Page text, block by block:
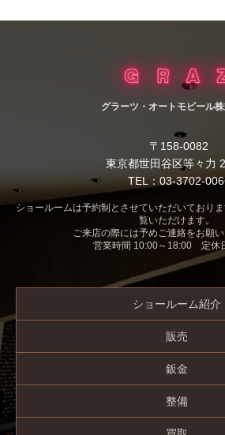
グラーツ・オートモビール
〒158-0082
東京都世田谷区等々力
TEL：03-3702-
ショールームは予約制とさせていただいており
覧いただけます。
ご来店の際には予めご連絡をお願い
営業時間 10:00～18:00 定休
ショールーム紹介
販売
鈑金
整備